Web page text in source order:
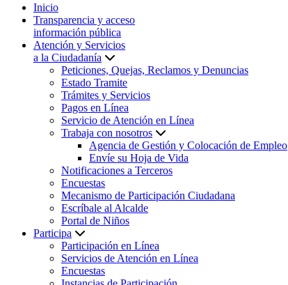
Inicio
Transparencia y acceso
información pública
Atención y Servicios
a la Ciudadanía
Peticiones, Quejas, Reclamos y Denuncias
Estado Tramite
Trámites y Servicios
Pagos en Línea
Servicio de Atención en Línea
Trabaja con nosotros
Agencia de Gestión y Colocación de Empleo
Envíe su Hoja de Vida
Notificaciones a Terceros
Encuestas
Mecanismo de Participación Ciudadana
Escríbale al Alcalde
Portal de Niños
Participa
Participación en Línea
Servicios de Atención en Línea
Encuestas